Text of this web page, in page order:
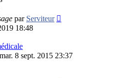
par Serviteur
18:48
mar. 8 sept. 2015 23:37